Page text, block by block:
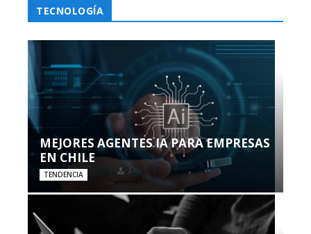
TECNOLOGÍA
MEJORES AGENTES IA PARA EMPRESAS
EN CHILE
TENDENCIA